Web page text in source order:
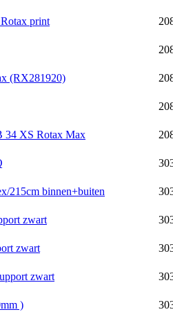
print
(RX281920)
34 XS Rotax Max
215cm binnen+buiten
zwart
zwart
zwart
)